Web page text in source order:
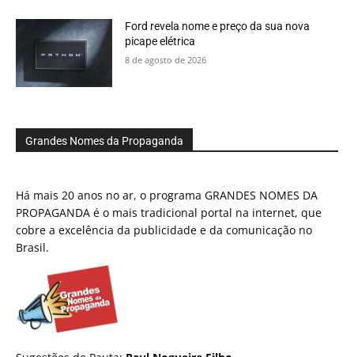
Ford revela nome e preço da sua nova
picape elétrica
8 de agosto de 2026
Grandes Nomes da Propaganda
Há mais 20 anos no ar, o programa GRANDES NOMES DA
PROPAGANDA é o mais tradicional portal na internet, que
cobre a excelência da publicidade e da comunicação no
Brasil.